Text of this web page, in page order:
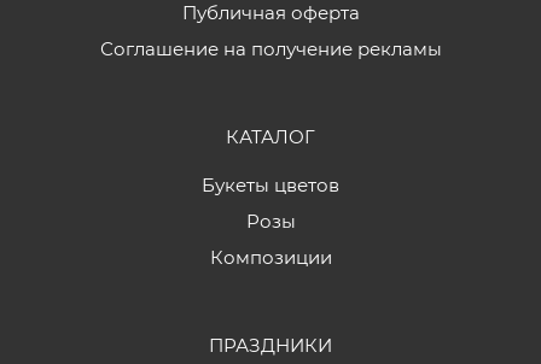
Публичная оферта
Соглашение на получение рекламы
КАТАЛОГ
Букеты цветов
Розы
Композиции
ПРАЗДНИКИ